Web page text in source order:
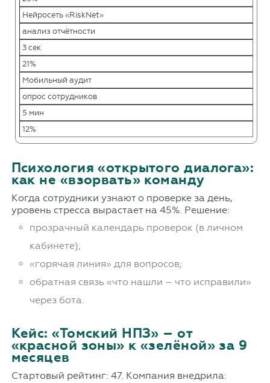
Нейросеть «RiskNet»
анализ отчётности
3 сек
21%
Мобильный аудит
опрос сотрудников
5 мин
12%
Психология «открытого диалога»:
как не «взорвать» команду
Когда сотрудники узнают о проверке за день,
уровень стресса вырастает на 45%. Решение:
прозрачный календарь проверок (в личном
кабинете);
«горячая линия» для вопросов;
обратная связь «что нашли – что исправили»
через бота.
Кейс: «Томский НПЗ» – от
«красной зоны» к «зелёной» за 9
месяцев
Стартовый рейтинг: 47. Компания внедрила: